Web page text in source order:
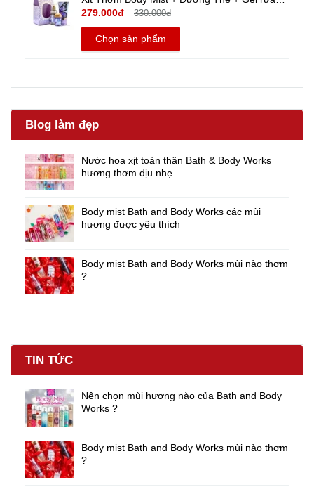
tay khô mini - Bath And Body Works | Travel
Size
279.000đ 330.000đ
Chọn sản phẩm
Blog làm đẹp
Nước hoa xịt toàn thân Bath & Body Works
hương thơm dịu nhẹ
Body mist Bath and Body Works các mùi
hương được yêu thích
Body mist Bath and Body Works mùi nào thơm
?
TIN TỨC
Nên chọn mùi hương nào của Bath and Body
Works ?
Body mist Bath and Body Works mùi nào thơm
?